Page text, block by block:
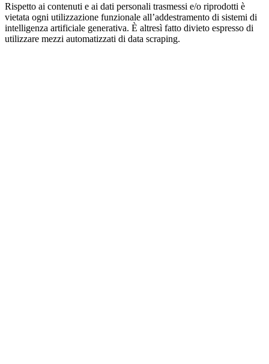
Rispetto ai contenuti e ai dati personali trasmessi e/o riprodotti è
vietata ogni utilizzazione funzionale all’addestramento di sistemi di
intelligenza artificiale generativa. È altresì fatto divieto espresso di
utilizzare mezzi automatizzati di data scraping.